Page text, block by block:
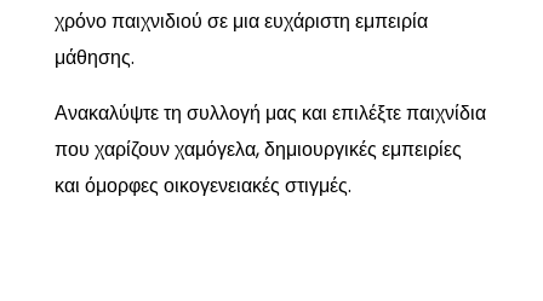
χρόνο παιχνιδιού σε μια ευχάριστη εμπειρία
μάθησης.
Ανακαλύψτε τη συλλογή μας και επιλέξτε παιχνίδια
που χαρίζουν χαμόγελα, δημιουργικές εμπειρίες
και όμορφες οικογενειακές στιγμές.